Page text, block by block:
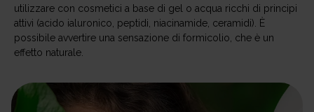
utilizzare con cosmetici a base di gel o acqua ricchi di principi
attivi (acido ialuronico, peptidi, niacinamide, ceramidi). È
possibile avvertire una sensazione di formicolio, che è un
effetto naturale.